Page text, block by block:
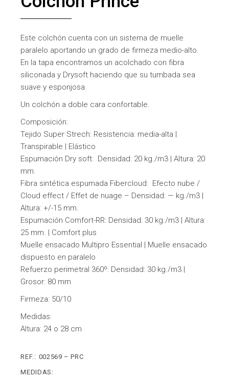
Este colchón cuenta con un sistema de muelle
paralelo aportando un grado de firmeza medio-alto.
En la tapa encontramos un acolchado con fibra
siliconada y Drysoft haciendo que su tumbada sea
suave y esponjosa.
Un colchón a doble cara confortable.
Composición:
Tejido Super·Strech: Resistencia: media-alta |
Transpirable | Elástico
Espumación Dry soft: Densidad: 20 kg./m3 | Altura: 20
mm.
Fibra sintética espumada Fibercloud: Efecto nube /
Cloud effect / Effet de nuage – Densidad: — kg./m3 |
Altura: +/-15 mm.
Espumación Comfort-RR: Densidad: 30 kg./m3 | Altura:
25 mm. | Comfort plus
Muelle ensacado Multipro Essential | Muelle ensacado
dispuesto en paralelo
Refuerzo perimetral 360º: Densidad: 30 kg./m3 |
Grosor: 80 mm
Firmeza: 50/10
Medidas:
Altura: 24 o 28 cm
REF.: 002569 – PRC
MEDIDAS: